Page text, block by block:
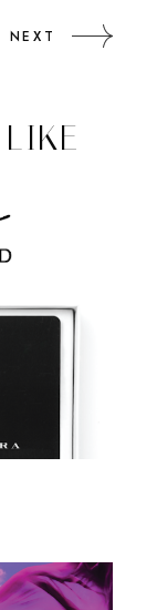
NEXT